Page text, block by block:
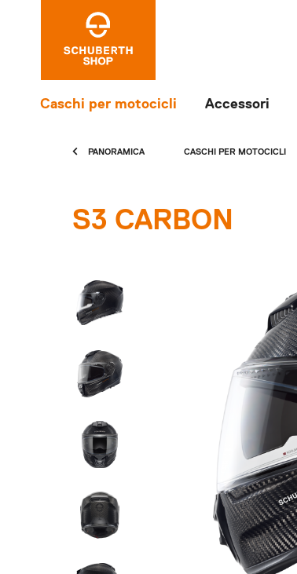
Caschi per motocicli Accessori
PANORAMICA CASCHI PER MOTOCICLI
S3 CARBON